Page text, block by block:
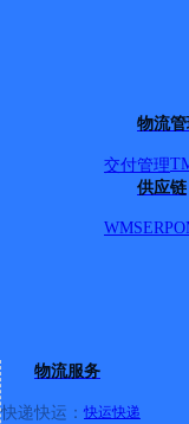
物流
交付管理
供应链
WMSERP
物流服务
快递快运： 快运快递